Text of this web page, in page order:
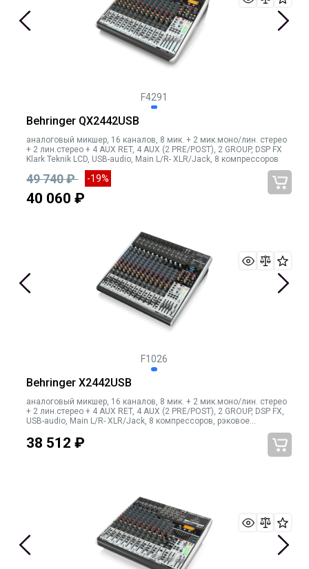
F4291
Behringer QX2442USB
аналоговый микшер, 16 каналов, 8 мик. + 2 мик.моно/лин. стерео
+ 2 лин.стерео + 4 AUX RET, 4 AUX (2 PRE/POST), 2 GROUP, DSP FX
Klark Teknik LCD, USB-audio, Main L/R- XLR/Jack, 8 компрессоров
49 740 ₽ -19%
40 060 ₽
F1026
Behringer X2442USB
аналоговый микшер, 16 каналов, 8 мик. + 2 мик.моно/лин. стерео
+ 2 лин.стерео + 4 AUX RET, 4 AUX (2 PRE/POST), 2 GROUP, DSP FX,
USB-audio, Main L/R- XLR/Jack, 8 компрессоров, рэковое
38 512 ₽